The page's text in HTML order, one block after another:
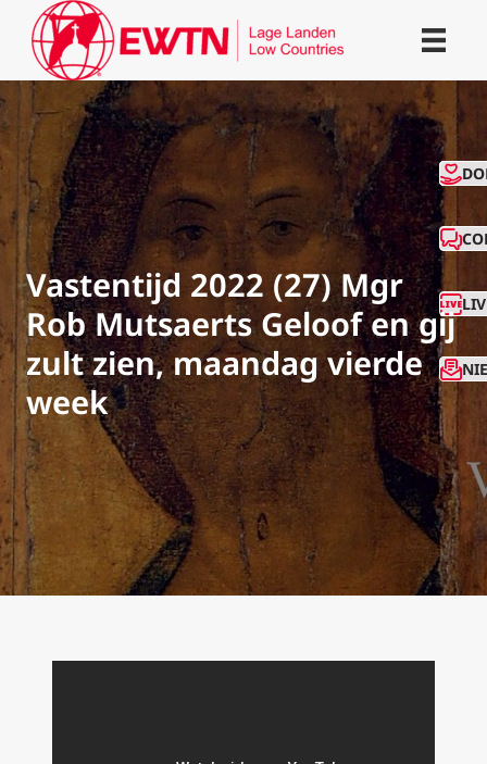
Vastentijd 2022 (27) Mgr
Rob Mutsaerts Geloof en gij
zult zien, maandag vierde
week